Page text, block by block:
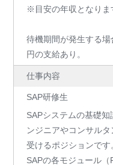
※目安の年収となりま
待機期間が発生する
円の支給あり。
仕事内容
SAP研修生
SAPシステムの基礎
ンジニアやコンサル
受けるポジションです
SAPの各モジュール